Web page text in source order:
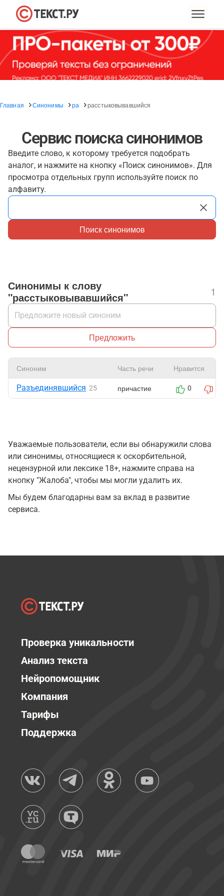
Главная Синонимы ра расстыковывавшийся
Сервис поиска синонимов
Введите слово, к которому требуется подобрать
аналог, и нажмите на кнопку «Поиск синонимов». Для
просмотра отдельных групп используйте поиск по
алфавиту.
Поиск синонимов
Синонимы к слову
"расстыковывавшийся"
1
Предложить
Синоним Часть речи Нравится
Разъединявшийся 25 причастие 0
Уважаемые пользователи, если вы обнаружили слова
или синонимы, относящиеся к оскорбительной,
нецензурной или лексике 18+, нажмите справа на
кнопку "Жалоба", чтобы мы могли удалить их.
Мы будем благодарны вам за вклад в развитие
сервиса.
Проверка уникальности
Анализ текста
Нейропомощник
Компания
Тарифы
Поддержка